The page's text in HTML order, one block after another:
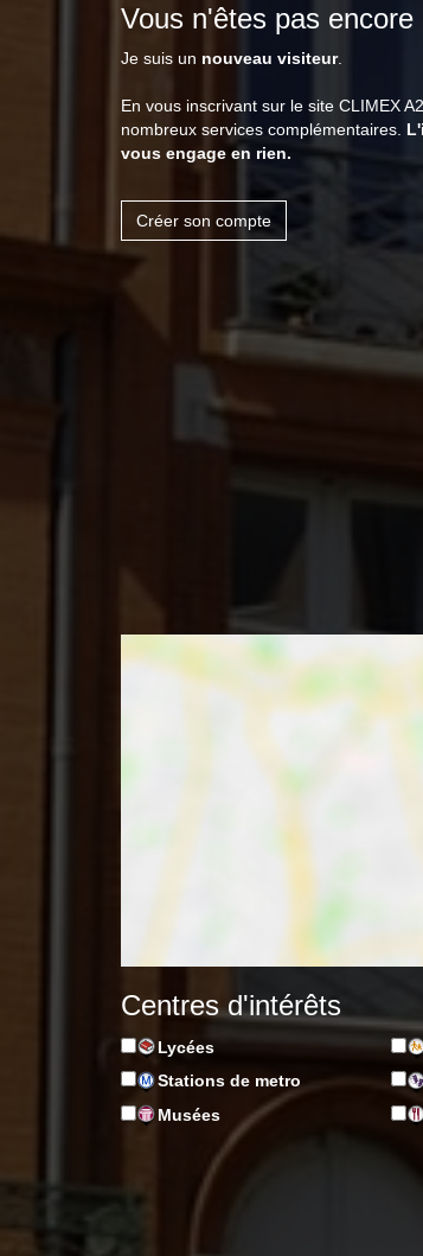
Vous n'êtes pas encore
Je suis un nouveau visiteur.
En vous inscrivant sur le site CLIMEX
nombreux services complémentaires.
vous engage en rien.
Créer son compte
Centres d'intérêts
Lycées
Stations de metro
Musées